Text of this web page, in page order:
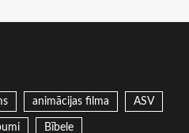
animācijas filma ASV
Bībele